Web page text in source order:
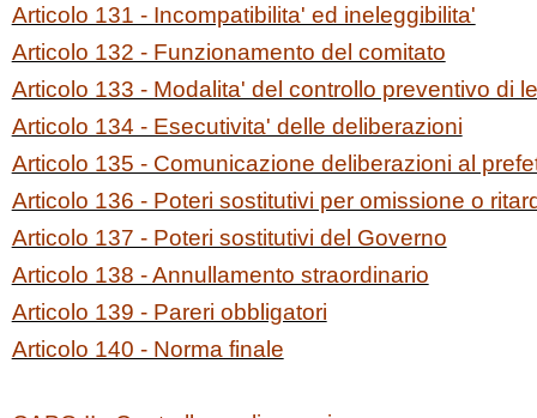
Articolo 131 - Incompatibilita' ed ineleggibilita'
Articolo 132 - Funzionamento del comitato
Articolo 133 - Modalita' del controllo preventivo di
Articolo 134 - Esecutivita' delle deliberazioni
Articolo 135 - Comunicazione deliberazioni al
Articolo 136 - Poteri sostitutivi per omissione o
Articolo 137 - Poteri sostitutivi del Governo
Articolo 138 - Annullamento straordinario
Articolo 139 - Pareri obbligatori
Articolo 140 - Norma finale